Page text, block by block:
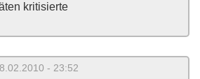
kritisierte
- 23:52